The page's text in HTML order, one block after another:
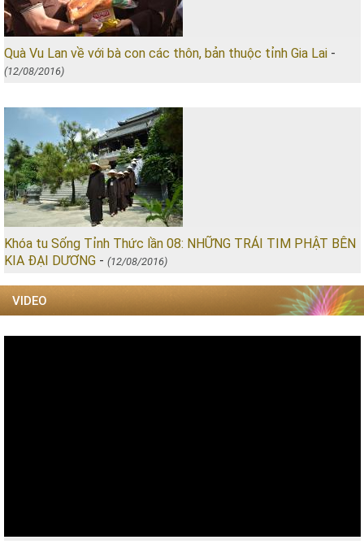
Quà Vu Lan về với bà con các thôn, bản thuộc tỉnh Gia Lai -
(12/08/2016)
Khóa tu Sống Tỉnh Thức lần 08: NHỮNG TRÁI TIM PHẬT BÊN
KIA ĐẠI DƯƠNG - (12/08/2016)
VIDEO